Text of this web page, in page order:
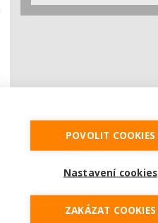
POVOLIT COOKIES
Nastavení cookies
ZAKÁZAT COOKIES